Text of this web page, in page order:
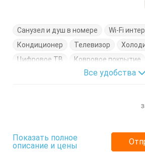
Санузел и душ в номере
Wi-Fi
Кондиционер
Телевизор
Цифровое ТВ
Ковровое покрытие
Кровати односпальные
Кровать
Все удобства
Показать полное
описание и цены